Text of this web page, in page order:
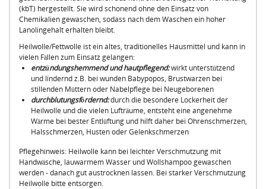
(kbT) hergestellt. Sie wird schonend ohne den Einsatz von
Chemikalien gewaschen, sodass nach dem Waschen ein hoher
Lanolingehalt erhalten bleibt.
Heilwolle/Fettwolle ist ein altes, traditionelles Hausmittel und kann in
vielen Fällen zum Einsatz gelangen:
entzündungshemmend und hautpflegend:wirkt unterstützend
und lindernd z.B. bei wunden Babypopos, Brustwarzen bei
stillenden Müttern oder Nabelpflege bei Neugeborenen
durchblutungsfördernd:durch die besondere Lockerheit der
Heilwolle und die vielen Lufträume, entsteht eine angenehme
Wärme bei bester Entlüftung und hilft daher bei Ohrenschmerzen,
Halsschmerzen, Husten oder Gelenkschmerzen
Pflegehinweis: Heilwolle kann bei leichter Verschmutzung mit
Handwäsche, lauwarmem Wasser und Wollshampoo gewaschen
werden - danach gut austrocknen lassen. Bei starker Verschmutzung
Heilwolle bitte entsorgen.